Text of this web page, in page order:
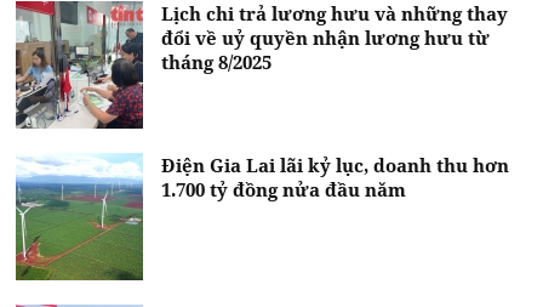
Lịch chi trả lương hưu và những thay
đổi về uỷ quyền nhận lương hưu từ
tháng 8/2025
Điện Gia Lai lãi kỷ lục, doanh thu hơn
1.700 tỷ đồng nửa đầu năm